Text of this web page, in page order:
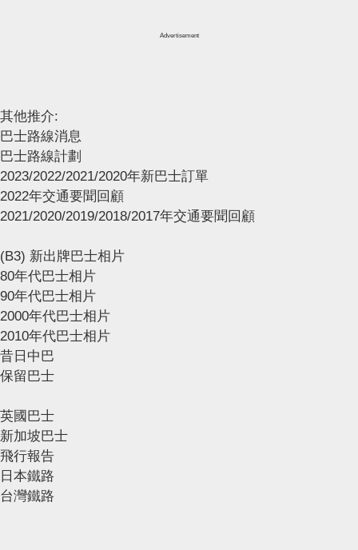
Advertisement
其他推介:
巴士路線消息
巴士路線計劃
2023/2022/2021/2020年新巴士訂單
2022年交通要聞回顧
2021/2020/2019/2018/2017年交通要聞回顧
(B3) 新出牌巴士相片
80年代巴士相片
90年代巴士相片
2000年代巴士相片
2010年代巴士相片
昔日中巴
保留巴士
英國巴士
新加坡巴士
飛行報告
日本鐵路
台灣鐵路